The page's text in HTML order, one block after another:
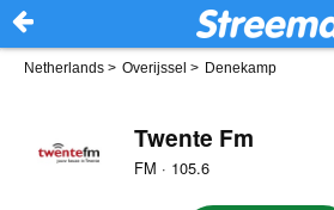
Netherlands > Overijssel > Denekamp
Twente Fm
FM · 105.6